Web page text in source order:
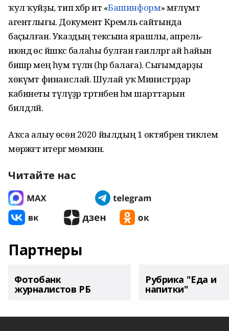
ҡул ҡуйҙы, тип хәбәр итә «Башинформ» мәғлүмәт
агентлығы. Документ Кремль сайтында
баҫылған. Указдың тексына ярашлы, апрель-
июндә өс йәшкәсә балаһы булған ғаиләләргә ай һайын
бишәр мең һум түләнә (һәр балаға). Сығымдарҙы
хөкүмәт финанслай. Шулай уҡ Министрҙар
кабинеты түләүҙәр тәртибен һәм шарттарын
билдәләй.
Аҡса алыу өсөн 2020 йылдың 1 октябренә тиклем
мөрәжәғәт итергә мөмкин.
Читайте нас
Партнеры
Фотобанк
журналистов РБ
Рубрика "Еда и
напитки"